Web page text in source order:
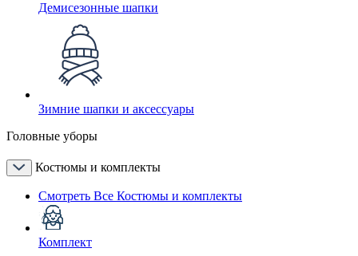
Демисезонные шапки
Зимние шапки и аксессуары
Головные уборы
Костюмы и комплекты
Смотреть Все Костюмы и комплекты
Комплект